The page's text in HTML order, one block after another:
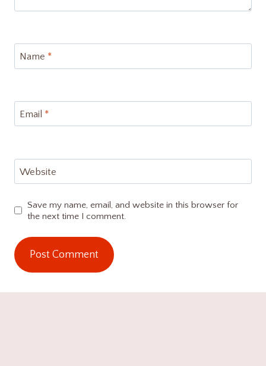
Name *
Email *
Website
Save my name, email, and website in this browser for
the next time I comment.